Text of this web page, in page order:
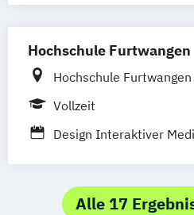
Hochschule Furtwangen
Hochschule
Schwenningen
Vollzeit
Design Interaktiver
Alle 17